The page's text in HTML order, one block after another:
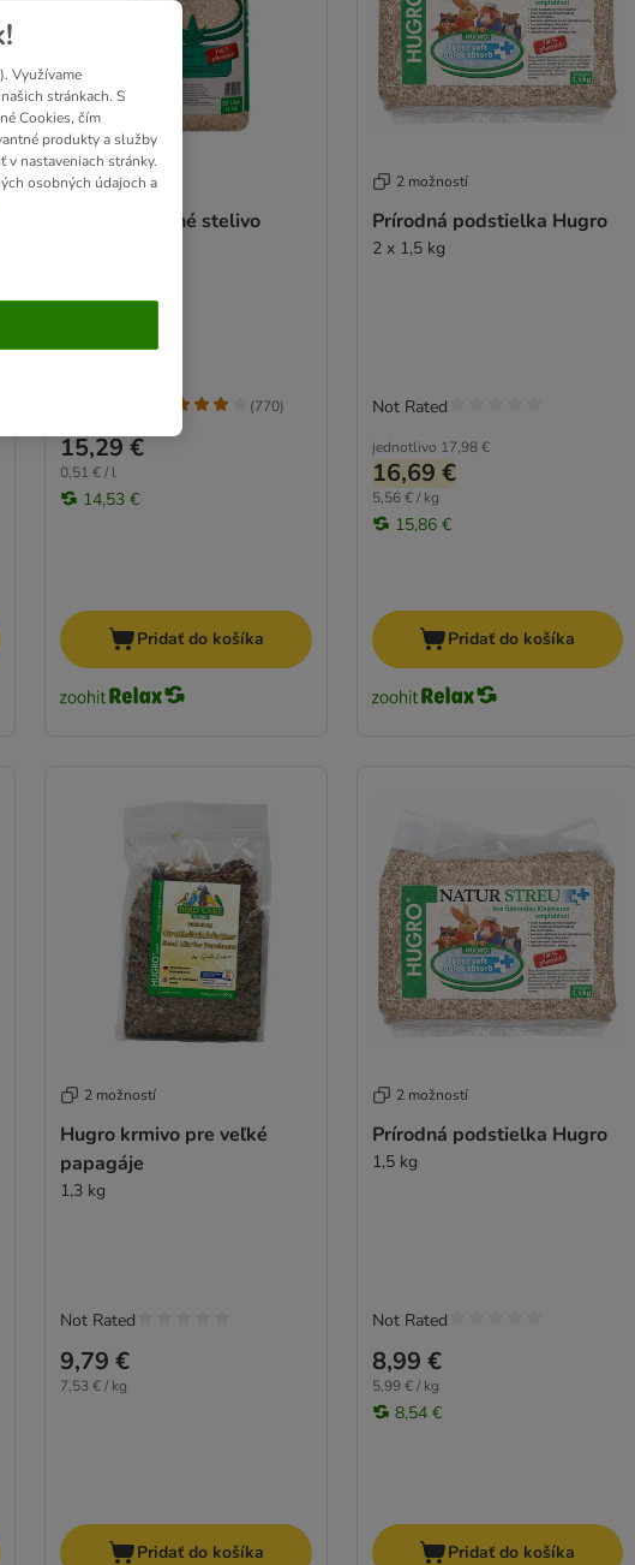
3 možností
Hugro konopné stelivo
15,29 €
0,51 € / l
14,53 €
(770)
Pridať do košíka
2 možností
Prírodná podstielka Hugro
2 x 1,5 kg
jednotlivo 17,98 €
16,69 €
5,56 € / kg
15,86 €
Not Rated
Pridať do košíka
2 možností
Hugro krmivo pre veľké
papagáje
1,3 kg
9,79 €
7,53 € / kg
Not Rated
Pridať do košíka
2 možností
Prírodná podstielka Hugro
1,5 kg
8,99 €
5,99 € / kg
8,54 €
Not Rated
Pridať do košíka
Využívame
stránkach. S
Cookies, čím
produkty a služby
v nastaveniach stránky.
osobných údajoch a